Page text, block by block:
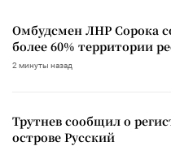
Омбудсмен ЛНР Сорока
более 60% территории
2 минуты назад
Трутнев сообщил о
острове Русский